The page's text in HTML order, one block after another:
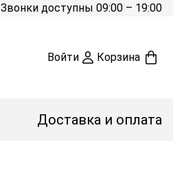
Звонки доступны 09:00 – 19:00
Войти Корзина
Доставка и оплата